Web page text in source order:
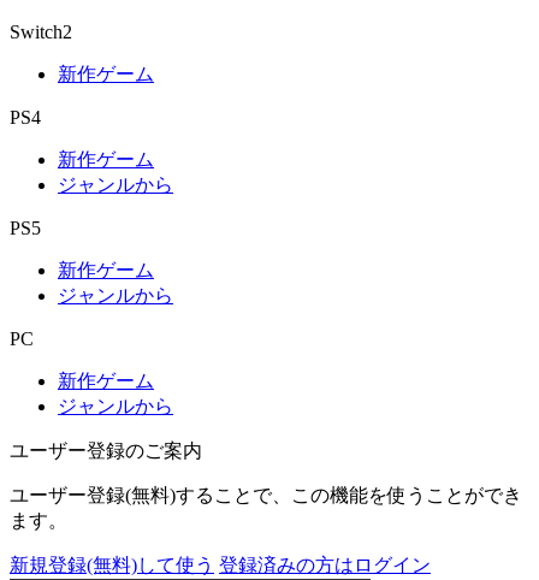
Switch2
新作ゲーム
PS4
新作ゲーム
ジャンルから
PS5
新作ゲーム
ジャンルから
PC
新作ゲーム
ジャンルから
ユーザー登録のご案内
ユーザー登録(無料)することで、この機能を使うことができ
ます。
新規登録(無料)して使う 登録済みの方はログイン